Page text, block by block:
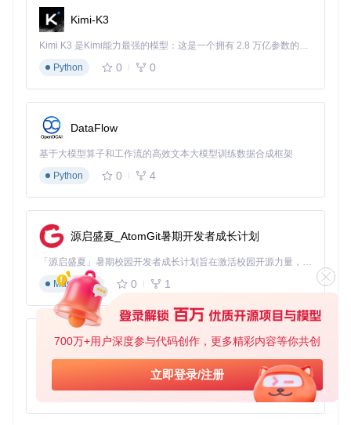
700万+用户深度参与代码创作，更多精彩内容等你共创
立即登录/注册
# 3. 应用物理约束过滤
    valid_pairs = []
for i, j in candidate_pairs(coupling_scores):
valid_pairs.append((i, j,
2.2 深度学习架构的创新设计
模型创新性地引入
专门设计硫原子交互头，能捕捉远距离半胱氨酸对的空间关
联。几何约束损失函数则确保预测的二硫键符合化学合理性，
值？
3.1 抗体药物开发中的应用
在单克隆抗体设计中，AlphaFold准确预测的二硫键模式解决
了两大关键问题：通过优化CDR区域二硫键排布提升抗体亲和
力（平均提升3倍）；避免工程抗体表达过程中的错配二硫键
（减少包涵体形成率60%）。某PD-1抑制剂通过二硫键优化，
将热稳定性提高8℃，延长了药物半衰期。
3.2 工业酶工程的稳定性改造
Kimi-K3
Kimi K3 是Kimi能力最强的模型：这是一个拥有 2.8 万亿参数的混合专家（MoE）模型，具备原生视觉理解能力，并支持 100 万 token 的上下文窗口。
Python
0 0
DataFlow
基于大模型算子和工作流的高效文本大模型训练数据合成框架
Python
0 4
源启盛夏_AtomGit暑期开发者成长计划
「源启盛夏」暑期校园开发者成长计划旨在激活校园开源力量，通过积分激励、认证扶持、资源倾斜等形式，引导高校组织和开发者完成「入驻 — 建项目 — 做贡献 — 获认证 — 得资源」的完整闭环。无论你是想带领社团入驻平台的组织者，还是希望用代码贡献证明自己的开发者，都能在这里找到属于你的成长路径。
Markdown
0 1
py-xiaozhi
基于Python的Xiaozhi AI，适用于想要完整Xiaozhi体验而无需拥有专用硬件的用户。
Python
0 1